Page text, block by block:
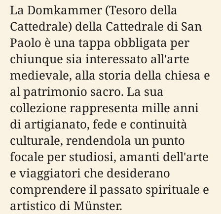
La Domkammer (Tesoro della
Cattedrale) della Cattedrale di San
Paolo è una tappa obbligata per
chiunque sia interessato all'arte
medievale, alla storia della chiesa e
al patrimonio sacro. La sua
collezione rappresenta mille anni
di artigianato, fede e continuità
culturale, rendendola un punto
focale per studiosi, amanti dell'arte
e viaggiatori che desiderano
comprendere il passato spirituale e
artistico di Münster.